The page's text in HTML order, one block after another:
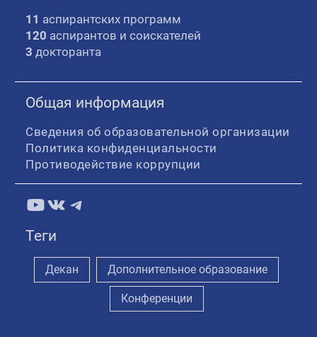
11 аспирантских программ
120 аспирантов и соискателей
3 докторанта
Общая информация
Сведения об образовательной организации
Политика конфиденциальности
Противодействие коррупции
YouTube
ВКонтакте
Telegram
Теги
Декан Дополнительное образование
Конференции